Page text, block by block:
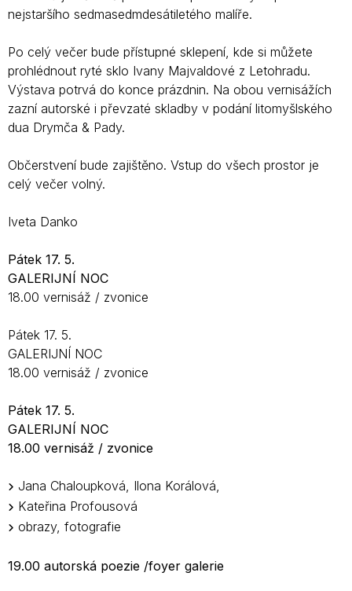
nejstaršího sedmasedmdesátiletého malíře.
Po celý večer bude přístupné sklepení, kde si můžete
prohlédnout ryté sklo Ivany Majvaldové z Letohradu.
Výstava potrvá do konce prázdnin. Na obou vernisážích
zazní autorské i převzaté skladby v podání litomyšlského
dua Drymča & Pady.
Občerstvení bude zajištěno. Vstup do všech prostor je
celý večer volný.
Iveta Danko
Pátek 17. 5.
GALERIJNÍ NOC
18.00 vernisáž / zvonice
Pátek 17. 5.
GALERIJNÍ NOC
18.00 vernisáž / zvonice
Pátek 17. 5.
GALERIJNÍ NOC
18.00 vernisáž / zvonice
Jana Chaloupková, Ilona Korálová,
Kateřina Profousová
obrazy, fotografie
19.00 autorská poezie /foyer galerie